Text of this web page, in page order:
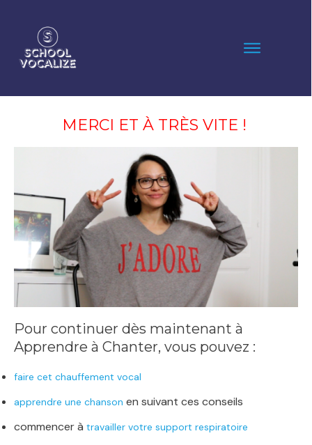
MERCI ET À TRÈS VITE !
Pour continuer dès maintenant à
Apprendre à Chanter, vous pouvez :
faire cet chauffement vocal
apprendre une chanson en suivant ces conseils
commencer à travailler votre support respiratoire